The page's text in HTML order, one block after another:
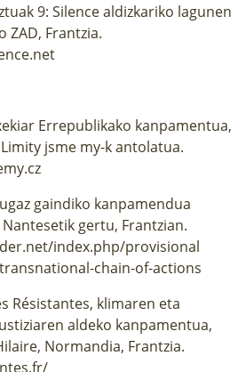
9: Silence aldizkariko lagunen
ZAD, Frantzia.
Errepublikako kanpamentua,
jsme my-k antolatua.
gaindiko kanpamendua
gertu, Frantzian.
index.php/provisional
chain-of-actions
Résistantes, klimaren eta
aldeko kanpamentua,
Normandia, Frantzia.